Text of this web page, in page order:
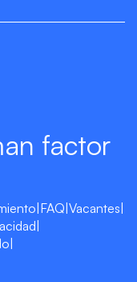
factor
FAQ Vacantes